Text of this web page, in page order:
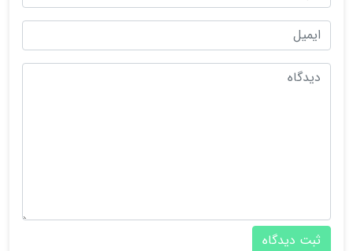
ثبت دیدگاه